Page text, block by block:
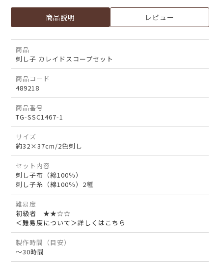
商品説明 レビュー
商品
刺し子 カレイドスコープセット
商品コード
489218
商品番号
TG-SSC1467-1
サイズ
約32×37cm/2色刺し
セット内容
刺し子布（綿100％）
刺し子糸（綿100％）2種
難易度
初級者 ★★☆☆
＜難易度について＞詳しくはこちら
製作時間（目安）
～30時間